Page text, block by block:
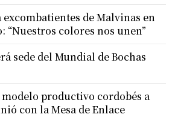
de Malvinas en
“Nuestros colores nos unen”
sede del Mundial de Bochas
productivo cordobés a
con la Mesa de Enlace